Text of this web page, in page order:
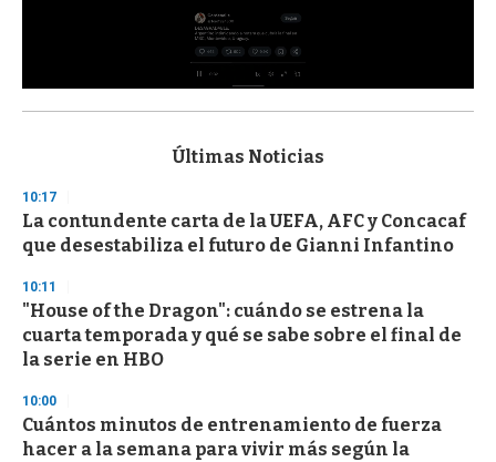
s
d
s
o
f
3
s
c
o
d
s
Últimas Noticias
10:17
La contundente carta de la UEFA, AFC y Concacaf
que desestabiliza el futuro de Gianni Infantino
10:11
"House of the Dragon": cuándo se estrena la
cuarta temporada y qué se sabe sobre el final de
la serie en HBO
10:00
Cuántos minutos de entrenamiento de fuerza
hacer a la semana para vivir más según la